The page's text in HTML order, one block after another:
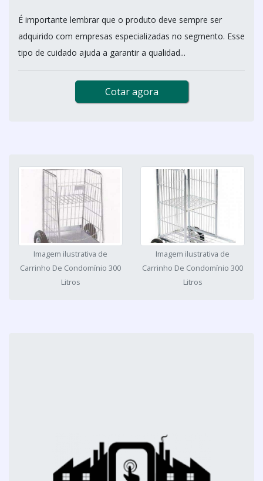
É importante lembrar que o produto deve sempre ser
adquirido com empresas especializadas no segmento. Esse
tipo de cuidado ajuda a garantir a qualidad...
Cotar agora
Imagem ilustrativa de
Carrinho De Condomínio 300
Litros
Imagem ilustrativa de
Carrinho De Condomínio 300
Litros